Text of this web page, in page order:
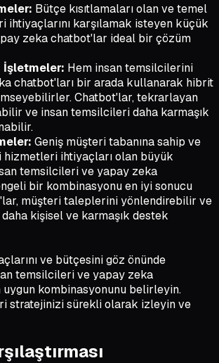
Bütçe kısıtlamaları olan ve temel
ihtiyaçlarını karşılamak isteyen küçük
zeka chatbot'lar ideal bir çözüm
İşletmeler: Hem insan temsilcilerini
chatbot'ları bir arada kullanarak hibrit
Chatbot'lar, tekrarlayan
ve insan temsilcileri daha karmaşık
Geniş müşteri tabanına sahip ve
hizmetleri ihtiyaçları olan büyük
temsilcileri ve yapay zeka
bir kombinasyonu en iyi sonucu
müşteri taleplerini yönlendirebilir ve
kişisel ve karmaşık destek
ve bütçesini göz önünde
temsilcileri ve yapay zeka
uygun kombinasyonunu belirleyin.
stratejinizi sürekli olarak izleyin ve